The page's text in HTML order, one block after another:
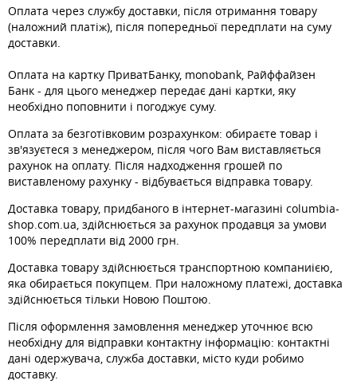
Оплата через службу доставки, після отримання товару
(наложний платіж), після попередньої передплати на суму
доставки.
Оплата на картку ПриватБанку, monobank, Райффайзен
Банк - для цього менеджер передає дані картки, яку
необхідно поповнити і погоджує суму.
Оплата за безготівковим розрахунком: обираєте товар і
зв'язуєтеся з менеджером, після чого Вам виставляється
рахунок на оплату. Після надходження грошей по
виставленому рахунку - відбувається відправка товару.
Доставка товару, придбаного в інтернет-магазині columbia-
shop.com.ua, здійснюється за рахунок продавця за умови
100% передплати від 2000 грн.
Доставка товару здійснюється транспортною компаниією,
яка обирається покупцем. При наложному платежі, доставка
здійснюється тільки Новою Поштою.
Після оформлення замовлення менеджер уточнює всю
необхідну для відправки контактну інформацію: контактні
дані одержувача, служба доставки, місто куди робимо
доставку.